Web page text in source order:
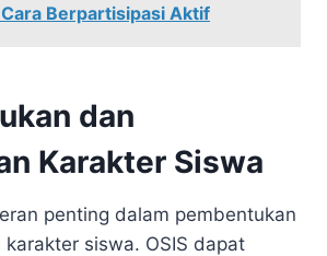
Berpartisipasi Aktif
dan
Karakter Siswa
penting dalam pembentukan
siswa. OSIS dapat